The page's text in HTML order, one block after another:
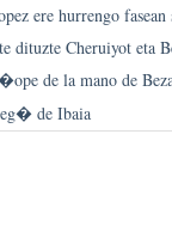
ere hurrengo
dituzte Cheruiyot eta
de la mano de
de Ibaia